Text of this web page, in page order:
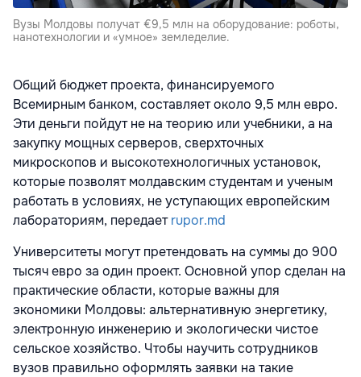
Вузы Молдовы получат €9,5 млн на оборудование: роботы,
нанотехнологии и «умное» земледелие.
Общий бюджет проекта, финансируемого
Всемирным банком, составляет около 9,5 млн евро.
Эти деньги пойдут не на теорию или учебники, а на
закупку мощных серверов, сверхточных
микроскопов и высокотехнологичных установок,
которые позволят молдавским студентам и ученым
работать в условиях, не уступающих европейским
лабораториям, передаетrupor.md
Университеты могут претендовать на суммы до 900
тысяч евро за один проект. Основной упор сделан на
практические области, которые важны для
экономики Молдовы: альтернативную энергетику,
электронную инженерию и экологически чистое
сельское хозяйство. Чтобы научить сотрудников
вузов правильно оформлять заявки на такие